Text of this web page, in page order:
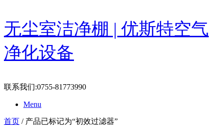
Skip
to
content
无尘室洁净棚 | 优斯特空气
净化设备
联系我们:0755-81773990
Menu
首页 / 产品已标记为“初效过滤器”